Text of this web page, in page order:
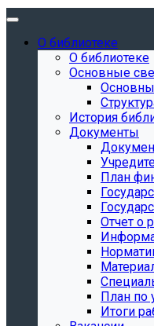
О библиотеке
О библиотеке
Основные
История
Документы
План
Отчет о
План по
Итоги